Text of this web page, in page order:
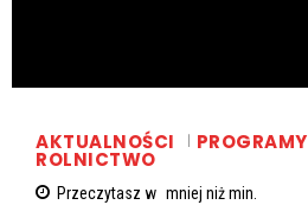
AKTUALNOŚCI PROGRAMY
ROLNICTWO
Przeczytasz w mniej niżmin.